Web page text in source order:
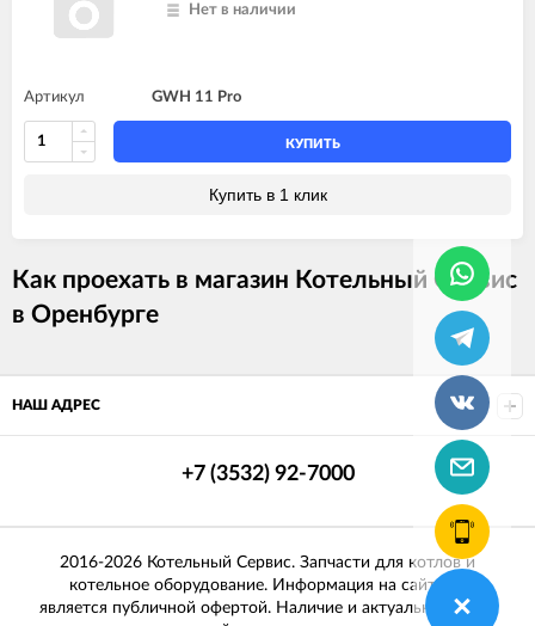
Нет в наличии
Артикул GWH 11 Pro
КУПИТЬ
Купить в 1 клик
Как проехать в магазин Котельный Сервис
в Оренбурге
НАШ АДРЕС
+7 (3532) 92-7000
2016-2026 Котельный Сервис. Запчасти для котлов и
котельное оборудование. Информация на сайте не
является публичной офертой. Наличие и актуальные цены